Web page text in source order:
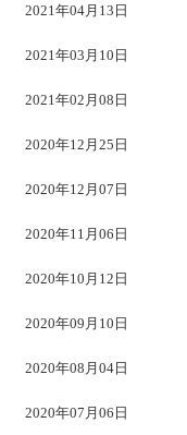
2021年04月13日
2021年03月10日
2021年02月08日
2020年12月25日
2020年12月07日
2020年11月06日
2020年10月12日
2020年09月10日
2020年08月04日
2020年07月06日